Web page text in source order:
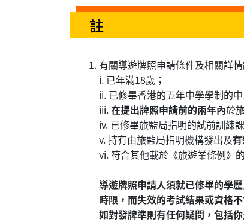
註
有關導遊牌照申請條件及相關詳
i. 已年滿18歲；
ii. 已修畢香港的五年中學學制的
iii.在提出牌照申請前的兩年內於
iv. 已修畢旅監局指明的試前訓練
v. 持有由旅監局指明機構發出及
vi. 符合其他載於《旅遊業條例》
導遊牌照申請人須就已修畢的學
時限，而失效的考試結果或資格
如對發牌準則有任何疑問，包括